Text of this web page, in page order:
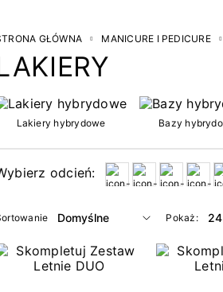
GŁÓWNA MANICURE I PEDICURE
Lakiery hybrydowe Bazy
odcień:
Pokaż: